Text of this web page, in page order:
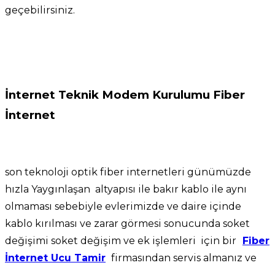
geçebilirsiniz.
İnternet Teknik Modem Kurulumu Fiber
İnternet
son teknoloji optik fiber internetleri günümüzde
hızla Yaygınlaşan altyapısı ile bakır kablo ile aynı
olmaması sebebiyle evlerimizde ve daire içinde
kablo kırılması ve zarar görmesi sonucunda soket
değişimi soket değişim ve ek işlemleri için bir Fiber
İnternet Ucu Tamir firmasından servis almanız ve